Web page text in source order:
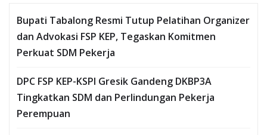
Bupati Tabalong Resmi Tutup Pelatihan Organizer
dan Advokasi FSP KEP, Tegaskan Komitmen
Perkuat SDM Pekerja
DPC FSP KEP-KSPI Gresik Gandeng DKBP3A
Tingkatkan SDM dan Perlindungan Pekerja
Perempuan